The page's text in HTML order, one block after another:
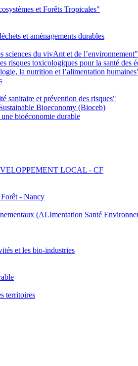
et Forêts Tropicales"
et aménagements durables
du vivAnt et de l’environnement"
toxicologiques pour la santé des
la nutrition et l’alimentation
sanitaire et prévention des risques"
Bioeconomy (Bioceb)
bioéconomie durable
LOCAL - CF
- Nancy
(ALImentation Santé
et les bio-industries
territoires